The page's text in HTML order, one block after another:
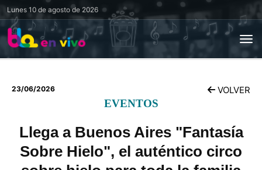
Lunes 10 de agosto de 2026
23/06/2026 VOLVER
EVENTOS
Llega a Buenos Aires "Fantasía
Sobre Hielo", el auténtico circo